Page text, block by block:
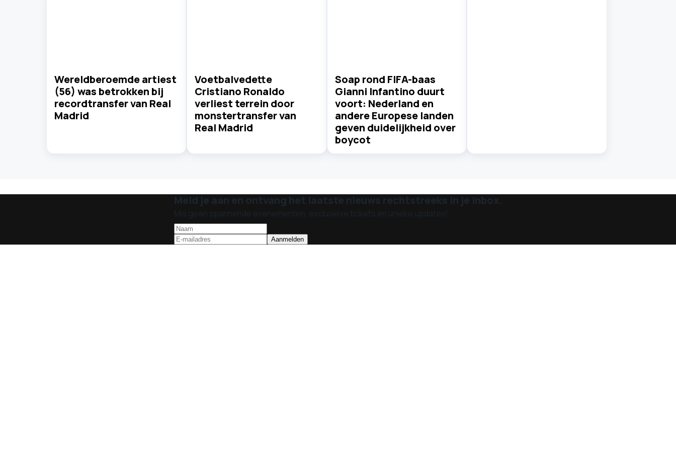
Wereldberoemde artiest
(56) was betrokken bij
recordtransfer van Real
Madrid
Voetbalvedette
Cristiano Ronaldo
verliest terrein door
monstertransfer van
Real Madrid
Soap rond FIFA-baas
Gianni Infantino duurt
voort: Nederland en
andere Europese landen
geven duidelijkheid over
boycot
Meld je aan en ontvang het laatste nieuws rechtstreeks in je inbox.
Mis geen spannende evenementen, exclusieve tickets en unieke updates!